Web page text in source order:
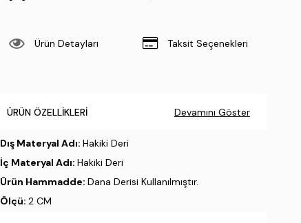
Ürün Detayları Taksit Seçenekleri
ÜRÜN ÖZELLIKLERI Devamını Göster
Dış Materyal Adı: Hakiki Deri
İç Materyal Adı: Hakiki Deri
Ürün Hammadde: Dana Derisi Kullanılmıştır.
Ölçü: 2 CM